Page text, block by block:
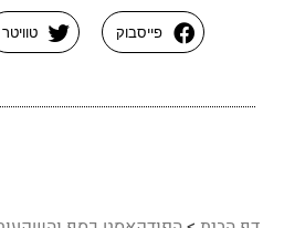
פייסבוק טוויטר